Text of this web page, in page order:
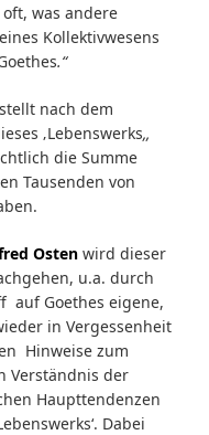
was andere
Kollektivwesens
.“
nach dem
‚Lebenswerks‚,
die Summe
Tausenden von
Ostenwird dieser
u.a. durch
auf Goethes eigene,
in Vergessenheit
Hinweise zum
Verständnis der
Haupttendenzen
Dabei